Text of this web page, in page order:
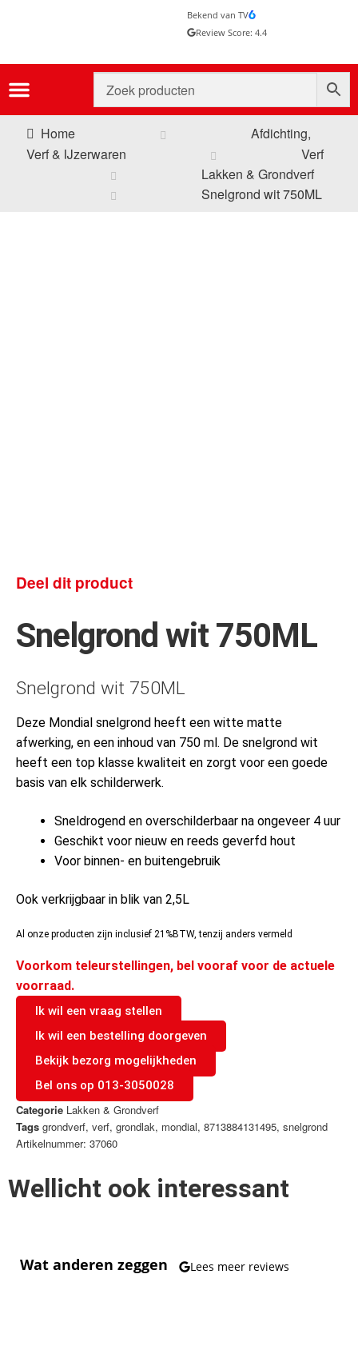
Bekend van TV
Review Score: 4.4
Home
Afdichting,
Verf & IJzerwaren
Verf
Lakken & Grondverf
Snelgrond wit 750ML
Deel dit product
Snelgrond wit 750ML
Snelgrond wit 750ML
Deze Mondial snelgrond heeft een witte matte
afwerking, en een inhoud van 750 ml. De snelgrond wit
heeft een top klasse kwaliteit en zorgt voor een goede
basis van elk schilderwerk.
Sneldrogend en overschilderbaar na ongeveer 4 uur
Geschikt voor nieuw en reeds geverfd hout
Voor binnen- en buitengebruik
Ook verkrijgbaar in blik van 2,5L
Al onze producten zijn inclusief 21%BTW, tenzij anders vermeld
Voorkom teleurstellingen, bel vooraf voor de actuele
voorraad.
Ik wil een vraag stellen
Ik wil een bestelling doorgeven
Bekijk bezorg mogelijkheden
Bel ons op 013-3050028
Categorie Lakken & Grondverf
Tags grondverf, verf, grondlak, mondial, 8713884131495, snelgrond
Artikelnummer: 37060
Wellicht ook interessant
Wat anderen zeggen Lees meer reviews